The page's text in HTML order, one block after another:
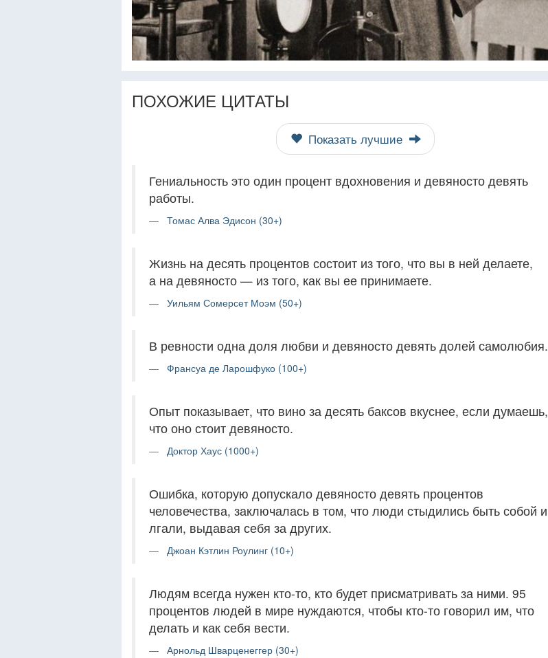
ПОХОЖИЕ ЦИТАТЫ
Показать лучшие
Гениальность это один процент вдохновения и девяносто девять
работы.
Томас Алва Эдисон (30+)
Жизнь на десять процентов состоит из того, что вы в ней делаете,
а на девяносто — из того, как вы ее принимаете.
Уильям Сомерсет Моэм (50+)
В ревности одна доля любви и девяносто девять долей самолюбия.
Франсуа де Ларошфуко (100+)
Опыт показывает, что вино за десять баксов вкуснее, если думаешь,
что оно стоит девяносто.
Доктор Хаус (1000+)
Ошибка, которую допускало девяносто девять процентов
человечества, заключалась в том, что люди стыдились быть собой и
лгали, выдавая себя за других.
Джоан Кэтлин Роулинг (10+)
Людям всегда нужен кто-то, кто будет присматривать за ними. 95
процентов людей в мире нуждаются, чтобы кто-то говорил им, что
делать и как себя вести.
Арнольд Шварценеггер (30+)